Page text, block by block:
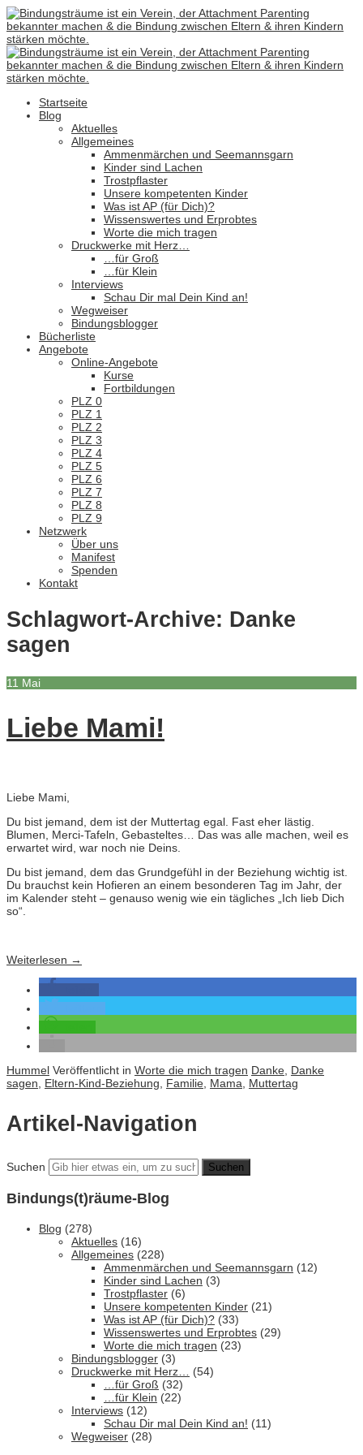
Startseite
Blog
Aktuelles
Allgemeines
Ammenmärchen und Seemannsgarn
Kinder sind Lachen
Trostpflaster
Unsere kompetenten Kinder
Was ist AP (für Dich)?
Wissenswertes und Erprobtes
Worte die mich tragen
Druckwerke mit Herz…
…für Groß
…für Klein
Interviews
Schau Dir mal Dein Kind an!
Wegweiser
Bindungsblogger
Bücherliste
Angebote
Online-Angebote
Kurse
Fortbildungen
PLZ 0
PLZ 1
PLZ 2
PLZ 3
PLZ 4
PLZ 5
PLZ 6
PLZ 7
PLZ 8
PLZ 9
Netzwerk
Über uns
Manifest
Spenden
Kontakt
Schlagwort-Archive: Danke
sagen
11 Mai
Liebe Mami!
Liebe Mami,
Du bist jemand, dem ist der Muttertag egal. Fast eher lästig.
Blumen, Merci-Tafeln, Gebasteltes… Das was alle machen, weil es
erwartet wird, war noch nie Deins.
Du bist jemand, dem das Grundgefühl in der Beziehung wichtig ist.
Du brauchst kein Hofieren an einem besonderen Tag im Jahr, der
im Kalender steht – genauso wenig wie ein tägliches „Ich lieb Dich
so“.
Weiterlesen →
Hummel Veröffentlicht in Worte die mich tragen Danke, Danke
sagen, Eltern-Kind-Beziehung, Familie, Mama, Muttertag
Artikel-Navigation
Suchen
Bindungs(t)räume-Blog
Blog (278)
Aktuelles (16)
Allgemeines (228)
Ammenmärchen und Seemannsgarn (12)
Kinder sind Lachen (3)
Trostpflaster (6)
Unsere kompetenten Kinder (21)
Was ist AP (für Dich)? (33)
Wissenswertes und Erprobtes (29)
Worte die mich tragen (23)
Bindungsblogger (3)
Druckwerke mit Herz… (54)
…für Groß (32)
…für Klein (22)
Interviews (12)
Schau Dir mal Dein Kind an! (11)
Wegweiser (28)